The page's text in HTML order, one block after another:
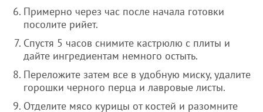
Примерно через час после начала готовки
посолите рийет.
Спустя 5 часов снимите кастрюлю с плиты и
дайте ингредиентам немного остыть.
Переложите затем все в удобную миску, удалите
горошки черного перца и лавровые листы.
Отделите мясо курицы от костей и разомните